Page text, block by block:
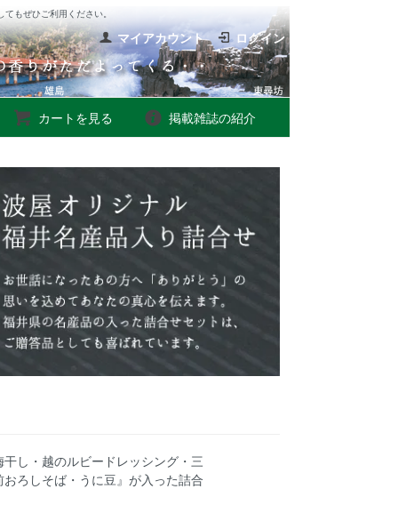
もぜひご利用ください。
マイアカウント ログイン
カートを見る 掲載雑誌の紹介
し・越のルビードレッシング・三
ろしそば・うに豆』が入った詰合